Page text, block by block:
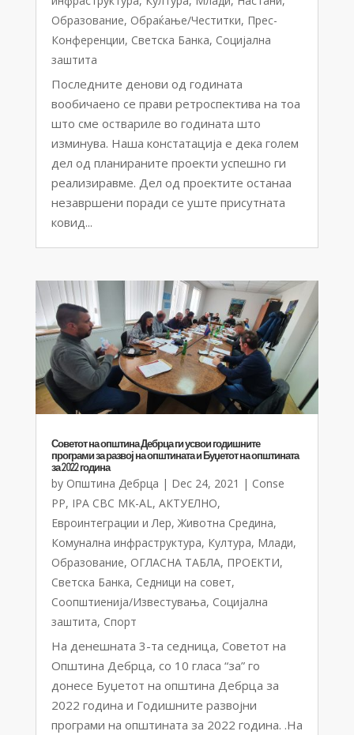
Образование, Обраќање/Честитки, Прес-
Конференции, Светска Банка, Социјална
заштита
Последните денови од годината
вообичаено се прави ретроспектива на тоа
што сме оствариле во годината што
изминува. Наша констатација е дека голем
дел од планираните проекти успешно ги
реализиравме. Дел од проектите останаа
незавршени поради се уште присутната
ковид...
Советот на општина Дебрца ги усвои годишните
програми за развој на општината и Буџетот на општината
за 2022 година
by Општина Дебрца | Dec 24, 2021 | Conse
PP, IPA CBC MK-AL, АКТУЕЛНО,
Евроинтеграции и Лер, Животна Средина,
Комунална инфраструктура, Култура, Млади,
Образование, ОГЛАСНА ТАБЛА, ПРОЕКТИ,
Светска Банка, Седници на совет,
Соопштиенија/Известувања, Социјална
заштита, Спорт
На денешната 3-та седница, Советот на
Општина Дебрца, со 10 гласа “за” го
донесе Буџетот на општина Дебрца за
2022 година и Годишните развојни
програми на општината за 2022 година. .На